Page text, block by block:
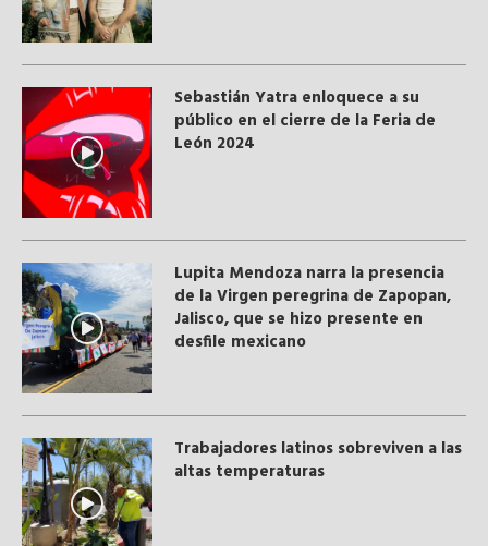
Sebastián Yatra enloquece a su
público en el cierre de la Feria de
León 2024
Lupita Mendoza narra la presencia
de la Virgen peregrina de Zapopan,
Jalisco, que se hizo presente en
desfile mexicano
Trabajadores latinos sobreviven a las
altas temperaturas